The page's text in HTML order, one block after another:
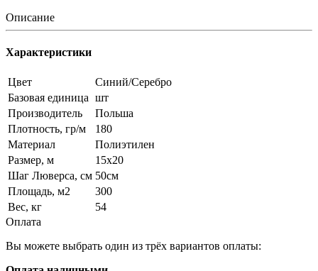
Описание
Характеристики
Цвет
Синий/Серебро
Базовая единица шт
Производитель
Польша
Плотность, гр/м
180
Материал
Полиэтилен
Размер, м
15x20
Шаг Люверса, см 50см
Площадь, м2
300
Вес, кг
54
Оплата
Вы можете выбрать один из трёх вариантов оплаты: